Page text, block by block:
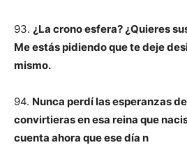
93. ¿La crono esfera? ¿Quieres
Me estás pidiendo que te deje
mismo.
94. Nunca perdí las esperanzas
convirtieras en esa reina que
cuenta ahora que ese día n